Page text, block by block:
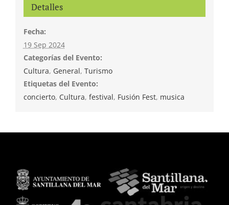
Detalles
Fecha:
19 Sep 2024
Categorías del Evento:
Cultura, General, Turismo
Etiquetas del Evento:
concierto, Cultura, festival, Fusión Fest, musica